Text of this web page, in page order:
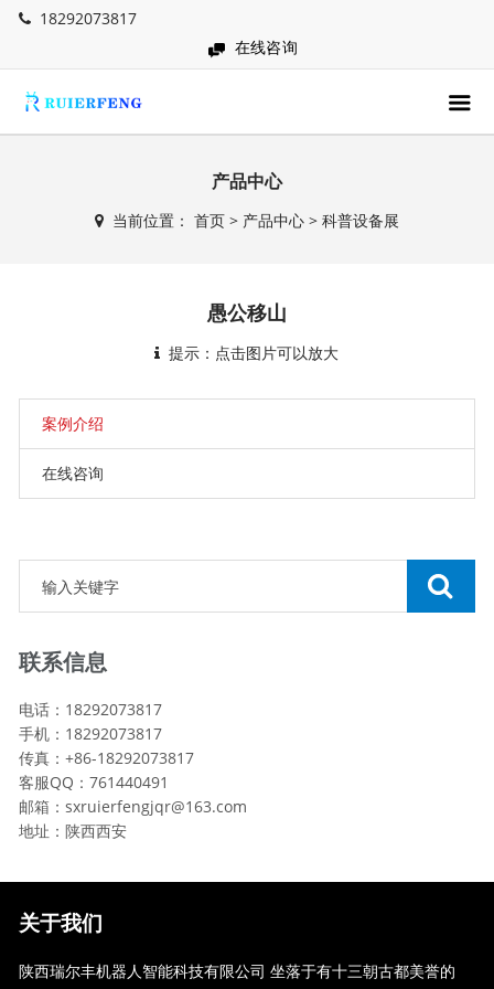
18292073817
在线咨询
产品中心
当前位置： 首页> 产品中心> 科普设备展
愚公移山
提示：点击图片可以放大
案例介绍
在线咨询
联系信息
电话：18292073817
手机：18292073817
传真：+86-18292073817
客服QQ：761440491
邮箱：sxruierfengjqr@163.com
地址：陕西西安
关于我们
陕西瑞尔丰机器人智能科技有限公司 坐落于有十三朝古都美誉的